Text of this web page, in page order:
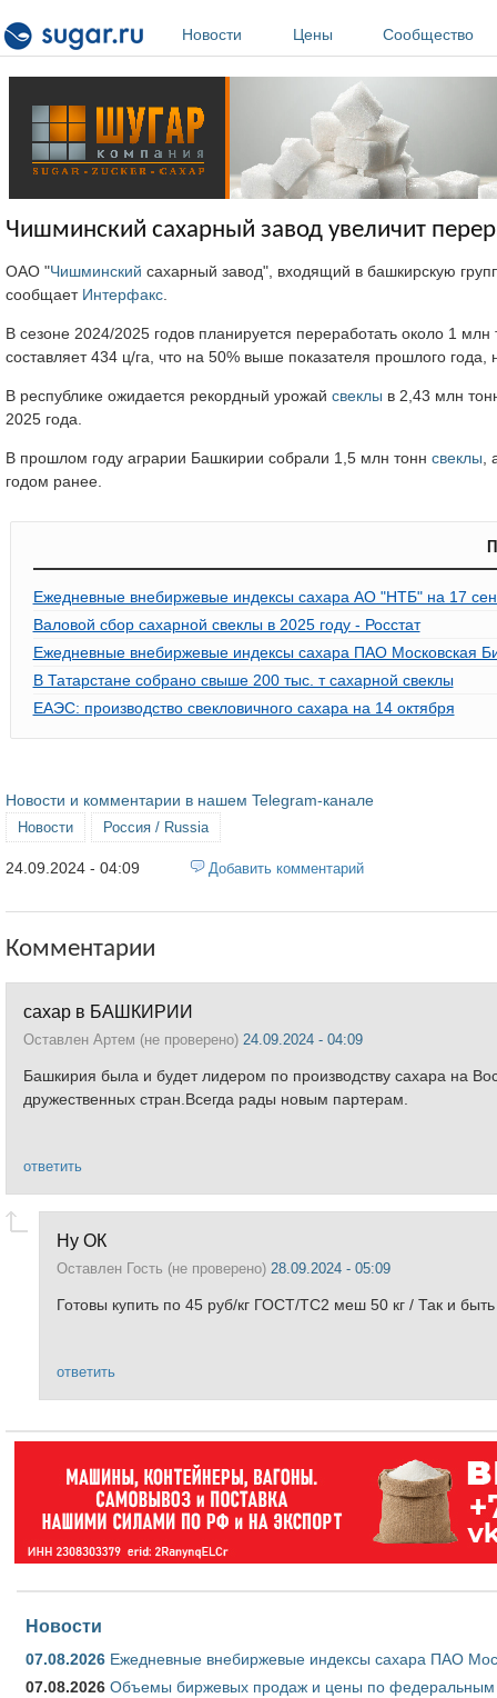
Новости
Цены Сообщество
Чишминский сахарный завод увеличит
ОАО "Чишминский сахарный завод", входящий в башкирскую
сообщает Интерфакс
В сезоне 2024/2025 годов планируется переработать около 1
составляет 434 ц/га, что на 50% выше показателя прошлого
В республике ожидается рекордный урожай свеклы в 2,43 млн
2025 года.
В прошлом году аграрии Башкирии собрали 1,5 млн тонн свеклы
годом ранее.
Ежедневные внебиржевые индексы сахара АО "НТБ" на 17
Валовой сбор сахарной свеклы в 2025 году - Росстат
Ежедневные внебиржевые индексы сахара ПАО Московская
В Татарстане собрано свыше 200 тыс. т сахарной свеклы
ЕАЭС: производство свекловичного сахара на 14 октября
Новости и комментарии в нашем Telegram-канале
Новости Россия / Russia
24.09.2024 - 04:09 Добавить комментарий
Комментарии
сахар в БАШКИРИИ
Оставлен Артем (не проверено) 24.09.2024 - 04:09
Башкирия была и будет лидером по производству сахара на
дружественных стран.Всегда рады новым партерам.
ответить
Ну ОК
Оставлен Гость (не проверено) 28.09.2024 - 05:09
Готовы купить по 45 руб/кг ГОСТ/ТС2 меш 50 кг / Так и
ответить
Новости
07.08.2026 Ежедневные внебиржевые индексы сахара ПАО
07.08.2026 Объемы биржевых продаж и цены по федеральным